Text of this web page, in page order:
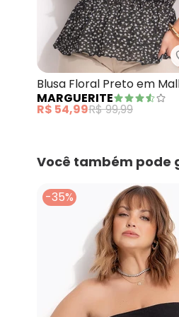
Blusa Floral Preto em
Crepe
MARGUERITE
R$ 54,99R$ 99,99
Você também pode
-35%